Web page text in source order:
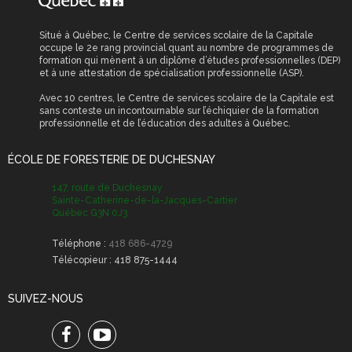
Situé à Québec, le Centre de services scolaire de la Capitale
occupe le 2e rang provincial quant au nombre de programmes de
formation qui mènent à un diplôme d’études professionnelles (DEP)
et à une attestation de spécialisation professionnelle (ASP).
Avec 10 centres, le Centre de services scolaire de la Capitale est
sans conteste un incontournable sur l’échiquier de la formation
professionnelle et de l’éducation des adultes à Québec.
ÉCOLE DE FORESTERIE DE DUCHESNAY
147, route de Duchesnay
Sainte-Catherine-de-la-Jacques-Cartier
Québec G3N 0J3
Téléphone : 418 686-4729
Télécopieur : 418 875-1444
SUIVEZ-NOUS
FacebookYoutube